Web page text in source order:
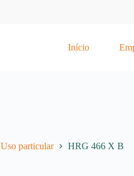
Início
Uso particular HRG 466 X B